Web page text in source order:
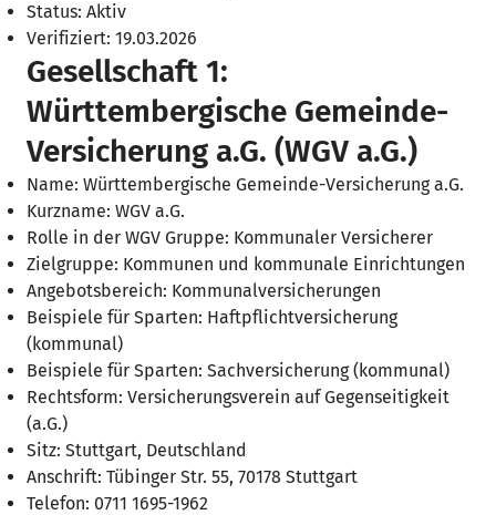
Status: Aktiv
Verifiziert: 19.03.2026
Gesellschaft 1:
Württembergische Gemeinde-
Versicherung a.G. (WGV a.G.)
Name: Württembergische Gemeinde-Versicherung a.G.
Kurzname: WGV a.G.
Rolle in der WGV Gruppe: Kommunaler Versicherer
Zielgruppe: Kommunen und kommunale Einrichtungen
Angebotsbereich: Kommunalversicherungen
Beispiele für Sparten: Haftpflichtversicherung
(kommunal)
Beispiele für Sparten: Sachversicherung (kommunal)
Rechtsform: Versicherungsverein auf Gegenseitigkeit
(a.G.)
Sitz: Stuttgart, Deutschland
Anschrift: Tübinger Str. 55, 70178 Stuttgart
Telefon: 0711 1695-1962